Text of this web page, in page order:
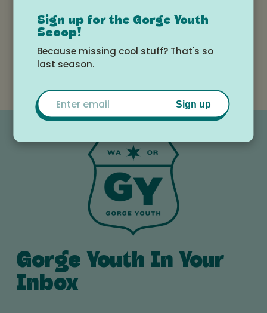
Location
White Salmon Valley Community
Gorge Youth In Your
Inbox
Sign up for the Gorge Youth
Scoop!
Because missing cool stuff? That's so
last season.
Email
Sign up